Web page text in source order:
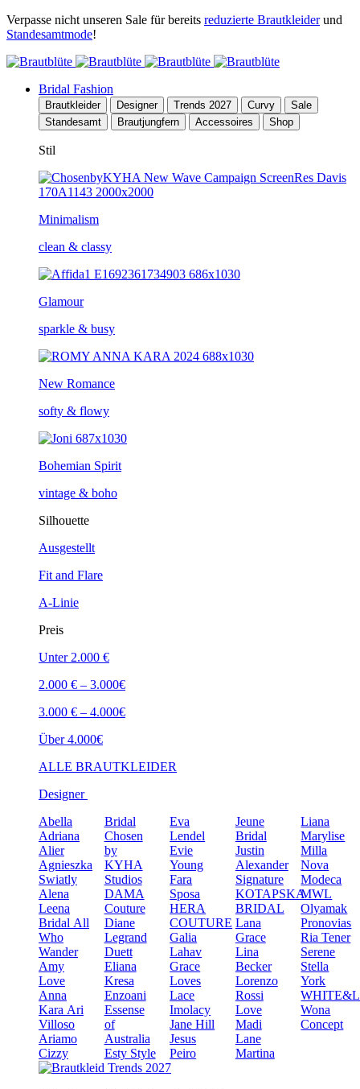
Verpasse nicht unseren Sale für bereits reduzierte Brautkleiderund
Standesamtmode!
Bridal Fashion
Brautkleider Designer Trends 2027 Curvy
Sale
Standesamt
Brautjungfern Accessoires Shop
Stil
Minimalism
clean & classy
Glamour
sparkle & busy
New Romance
softy & flowy
Bohemian Spirit
vintage & boho
Silhouette
Ausgestellt
Fit and Flare
A-Linie
Preis
Unter 2.000 €
2.000 € – 3.000€
3.000 € – 4.000€
Über 4.000€
ALLE BRAUTKLEIDER
Designer
Abella
Adriana
Alier
Agnieszka
Swiatly
Alena
Leena
Bridal All
Who
Wander
Amy
Love
Anna
Kara Ari
Villoso
Ariamo
Cizzy
Bridal
Chosen
by
KYHA
Studios
DAMA
Couture
Diane
Legrand
Duett
Eliana
Kresa
Enzoani
Essense
of
Australia
Esty Style
Eva
Lendel
Evie
Young
Fara
Sposa
HERA
COUTURE
Galia
Lahav
Grace
Loves
Lace
Imolacy
Jane Hill
Jesus
Peiro
Jeune
Bridal
Justin
Alexander
Signature
KOTAPSKA
BRIDAL
Lana
Grace
Lina
Becker
Lorenzo
Rossi
Love
Madi
Lane
Martina
Liana
Marylise
Milla
Nova
Modeca
MWL
Olyamak
Pronovias
Ria Tener
Serene
Stella
York
Wona
Concept